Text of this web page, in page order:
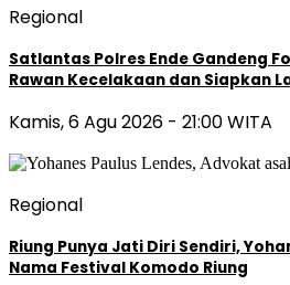
Regional
Satlantas Polres Ende Gandeng
Rawan Kecelakaan dan Siapkan
Kamis, 6 Agu 2026 - 21:00 WITA
Regional
Riung Punya Jati Diri Sendiri,
Nama Festival Komodo Riung